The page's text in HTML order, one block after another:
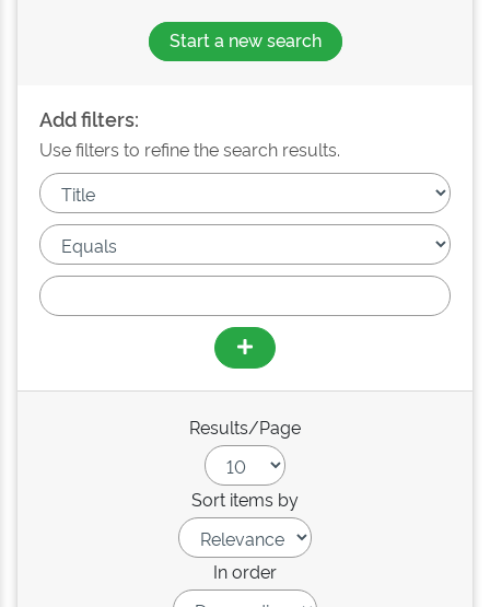
Start a new search
Add filters:
Use filters to refine the search results.
Results/Page
Sort items by
In order